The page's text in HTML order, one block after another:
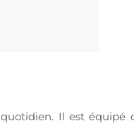
Il est